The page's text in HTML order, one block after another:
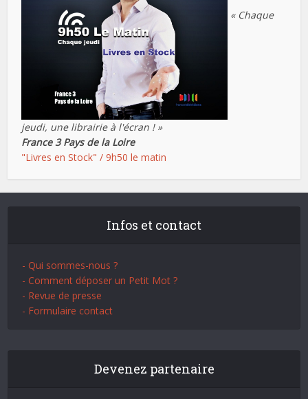
« Chaque
jeudi, une librairie à l'écran ! »
France 3 Pays de la Loire
"Livres en Stock" / 9h50 le matin
Infos et contact
- Qui sommes-nous ?
- Comment déposer un Petit Mot ?
- Revue de presse
- Formulaire contact
Devenez partenaire